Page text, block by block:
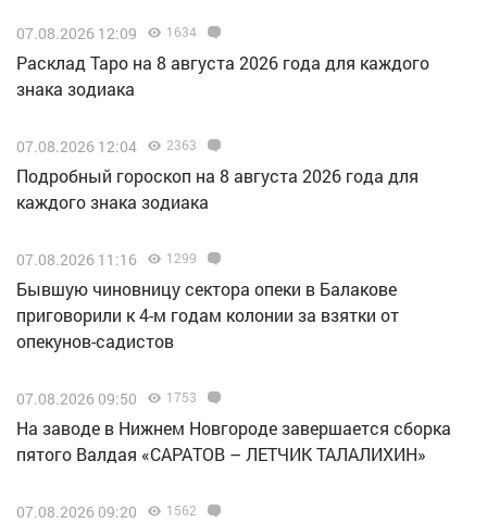
07.08.2026 12:09 1634
Расклад Таро на 8 августа 2026 года для каждого
знака зодиака
07.08.2026 12:04 2363
Подробный гороскоп на 8 августа 2026 года для
каждого знака зодиака
07.08.2026 11:16 1299
Бывшую чиновницу сектора опеки в Балакове
приговорили к 4-м годам колонии за взятки от
опекунов-садистов
07.08.2026 09:50 1753
Н️а заводе в Нижнем Новгороде завершается сборка
пятого Валдая «САРАТОВ – ЛЕТЧИК ТАЛАЛИХИН»
07.08.2026 09:20 1562